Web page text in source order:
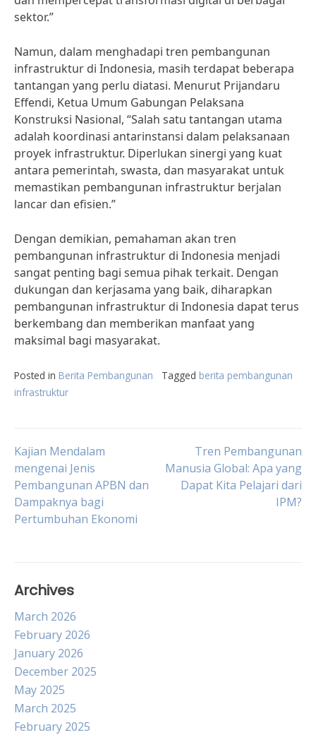
sektor.”
Namun, dalam menghadapi tren pembangunan
infrastruktur di Indonesia, masih terdapat beberapa
tantangan yang perlu diatasi. Menurut Prijandaru
Effendi, Ketua Umum Gabungan Pelaksana
Konstruksi Nasional, “Salah satu tantangan utama
adalah koordinasi antarinstansi dalam pelaksanaan
proyek infrastruktur. Diperlukan sinergi yang kuat
antara pemerintah, swasta, dan masyarakat untuk
memastikan pembangunan infrastruktur berjalan
lancar dan efisien.”
Dengan demikian, pemahaman akan tren
pembangunan infrastruktur di Indonesia menjadi
sangat penting bagi semua pihak terkait. Dengan
dukungan dan kerjasama yang baik, diharapkan
pembangunan infrastruktur di Indonesia dapat terus
berkembang dan memberikan manfaat yang
maksimal bagi masyarakat.
Posted in Berita Pembangunan Tagged berita pembangunan
infrastruktur
Post
navigation
Kajian Mendalam
mengenai Jenis
Pembangunan APBN dan
Dampaknya bagi
Pertumbuhan Ekonomi
Tren Pembangunan
Manusia Global: Apa yang
Dapat Kita Pelajari dari
IPM?
Archives
March 2026
February 2026
January 2026
December 2025
May 2025
March 2025
February 2025